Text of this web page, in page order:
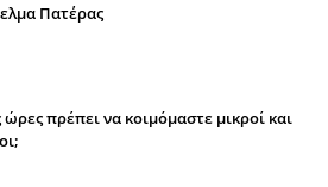
Πατέρας
πρέπει να κοιμόμαστε μικροί και